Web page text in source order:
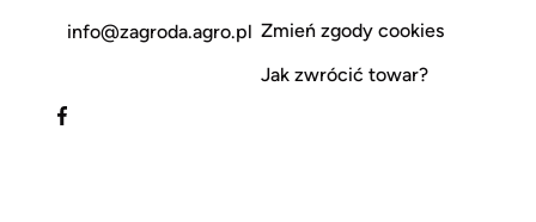
info@zagroda.agro.pl Zmień zgody cookies
Jak zwrócić towar?